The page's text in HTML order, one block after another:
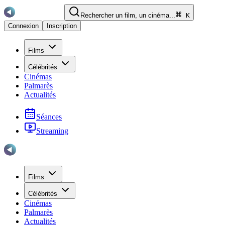
Rechercher un film, un cinéma...
K
Connexion
Inscription
Films
Célébrités
Cinémas
Palmarès
Actualités
Séances
Streaming
Films
Célébrités
Cinémas
Palmarès
Actualités